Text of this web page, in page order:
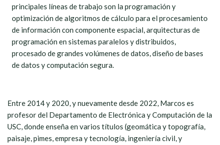
principales líneas de trabajo son la programación y
optimización de algoritmos de cálculo para el procesamiento
de información con componente espacial, arquitecturas de
programación en sistemas paralelos y distribuidos,
procesado de grandes volúmenes de datos, diseño de bases
de datos y computación segura.
Entre 2014 y 2020, y nuevamente desde 2022, Marcos es
profesor del Departamento de Electrónica y Computación de la
USC, donde enseña en varios títulos (geomática y topografía,
paisaje, pimes, empresa y tecnología, ingeniería civil, y